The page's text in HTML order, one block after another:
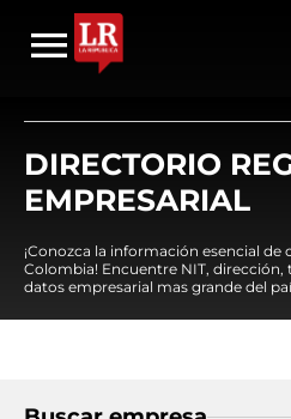
DIRECTORIO
EMPRESARIAL
¡Conozca la información esencial de
Colombia! Encuentre NIT, dirección,
datos empresarial mas grande del